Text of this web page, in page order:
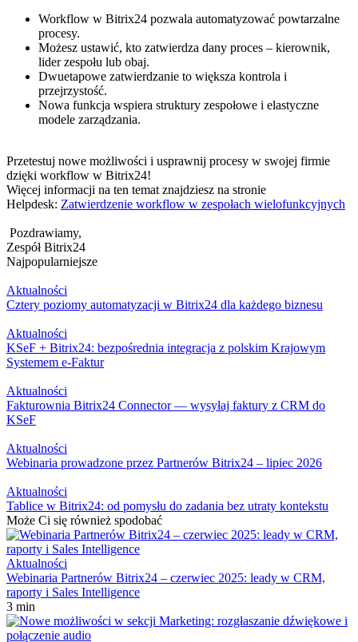
Workflow w Bitrix24 pozwala automatyzować powtarzalne
procesy.
Możesz ustawić, kto zatwierdza dany proces – kierownik,
lider zespołu lub obaj.
Dwuetapowe zatwierdzanie to większa kontrola i
przejrzystość.
Nowa funkcja wspiera struktury zespołowe i elastyczne
modele zarządzania.
Przetestuj nowe możliwości i usprawnij procesy w swojej firmie
dzięki workflow w Bitrix24!
Więcej informacji na ten temat znajdziesz na stronie
Helpdesk: Zatwierdzenie workflow w zespołach wielofunkcyjnych
Pozdrawiamy,
Zespół Bitrix24
Najpopularniejsze
Aktualności
Cztery poziomy automatyzacji w Bitrix24 dla każdego biznesu
Aktualności
KSeF + Bitrix24: bezpośrednia integracja z polskim Krajowym
Systemem e-Faktur
Aktualności
Fakturownia Bitrix24 Connector — wysyłaj faktury z CRM do
KSeF
Aktualności
Webinaria prowadzone przez Partnerów Bitrix24 – lipiec 2026
Aktualności
Tablice w Bitrix24: od pomysłu do zadania bez utraty kontekstu
Może Ci się również spodobać
Aktualności
Webinaria Partnerów Bitrix24 – czerwiec 2025: leady w CRM,
raporty i Sales Intelligence
3 min